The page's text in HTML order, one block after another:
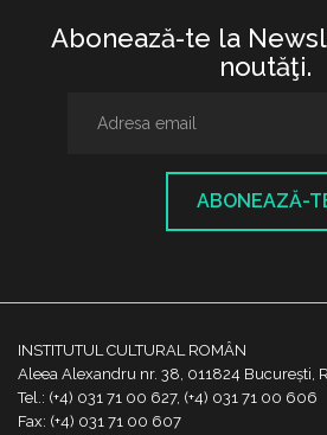
Abonează-te la
noutăţi.
ABONEAZĂ-
INSTITUTUL CULTURAL ROMÂN
Aleea Alexandru nr. 38, 011824 București,
Tel.: (+4) 031 71 00 627, (+4) 031 71 00 606
Fax: (+4) 031 71 00 607